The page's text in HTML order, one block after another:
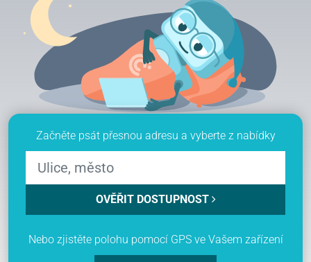
Začněte psát přesnou adresu a vyberte z nabídky
OVĚŘIT DOSTUPNOST
Nebo zjistěte polohu pomocí GPS ve Vašem zařízení